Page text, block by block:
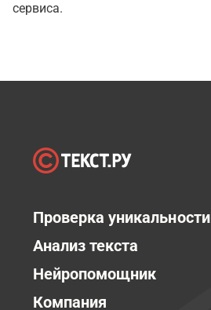
сервиса.
Проверка уникальности
Анализ текста
Нейропомощник
Компания